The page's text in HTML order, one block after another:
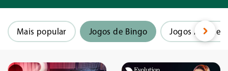
Mais popular Jogos de Bingo Jogos Arcade